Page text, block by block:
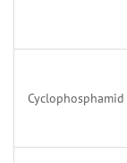
Cyclophosphamid